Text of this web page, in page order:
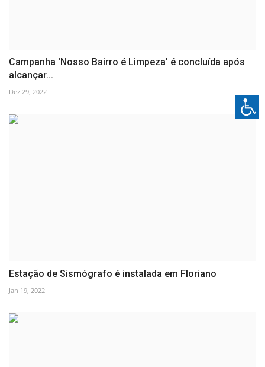
Campanha 'Nosso Bairro é Limpeza' é concluída após
alcançar...
Dez 29, 2022
Estação de Sismógrafo é instalada em Floriano
Jan 19, 2022